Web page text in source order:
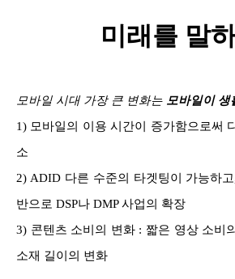
미래를 말
모바일 시대 가장 큰 변화는 모바일이 생
1) 모바일의 이용 시간이 증가함으로써
소
2) ADID 다른 수준의 타겟팅이 가능하
반으로 DSP나 DMP 사업의 확장
3) 콘텐츠 소비의 변화 : 짧은 영상 소비
소재 길이의 변화